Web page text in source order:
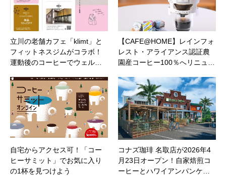
立川の老舗カフェ「klimt」と
フィットネスジムがコラボ！
運動後のコーヒーでウェル…
【CAFE@HOME】レインフォ
レスト・アライアンス認証農
園産コーヒー100％へリニュ…
自宅からアクセス可！「コー
ヒーサミット」でお気に入り
の1杯を見つけよう
コナズ珈琲 名取店が2026年4
月23日オープン！自家焙煎コ
ーヒーとハワイアンパンケ…